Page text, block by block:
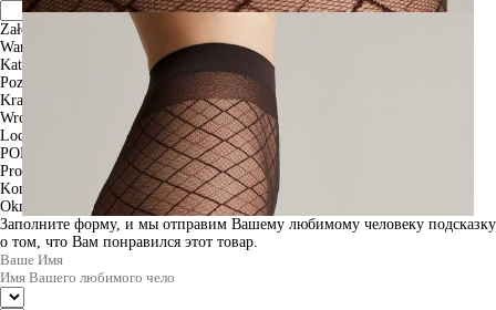
Założenia
Warszawa
Katowice
Poznan
Krakow
Wroclaw
Lodz
PODGLĄD
Produkt w koszyku
Kontynuuj zakupy ZAMÓWIENIE
Okno informacyjne
Заполните форму, и мы отправим Вашему любимому человеку подсказку
о том, что Вам понравился этот товар.